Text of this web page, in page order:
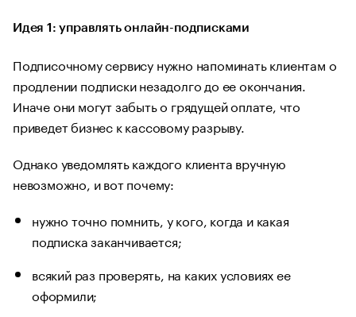
Идея 1: управлять онлайн-подписками
Подписочному сервису нужно напоминать клиентам о
продлении подписки незадолго до ее окончания.
Иначе они могут забыть о грядущей оплате, что
приведет бизнес к кассовому разрыву.
Однако уведомлять каждого клиента вручную
невозможно, и вот почему:
нужно точно помнить, у кого, когда и какая
подписка заканчивается;
всякий раз проверять, на каких условиях ее
оформили;